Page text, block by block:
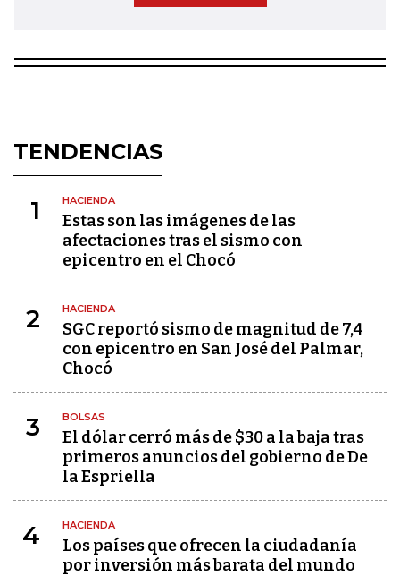
TENDENCIAS
1 HACIENDA
Estas son las imágenes de las
afectaciones tras el sismo con
epicentro en el Chocó
2 HACIENDA
SGC reportó sismo de magnitud de 7,4
con epicentro en San José del Palmar,
Chocó
3 BOLSAS
El dólar cerró más de $30 a la baja tras
primeros anuncios del gobierno de De
la Espriella
4 HACIENDA
Los países que ofrecen la ciudadanía
por inversión más barata del mundo